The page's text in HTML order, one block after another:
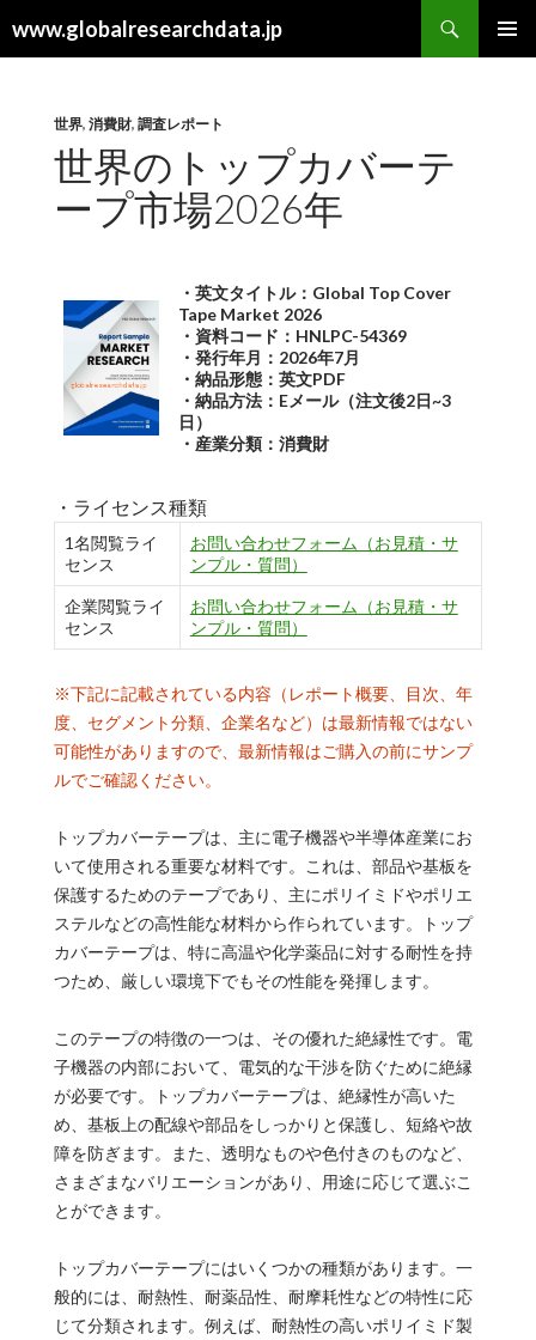
www.globalresearchdata.jp
索
世界, 消費財, 調査レポート
世界のトップカバーテ
ープ市場2026年
・英文タイトル：Global Top Cover
Tape Market 2026
・資料コード：HNLPC-54369
・発行年月：2026年7月
・納品形態：英文PDF
・納品方法：Eメール（注文後2日~3
日）
・産業分類：消費財
・ライセンス種類
1名閲覧ライ
センス
お問い合わせフォーム（お見積・サ
ンプル・質問）
企業閲覧ライ
センス
お問い合わせフォーム（お見積・サ
ンプル・質問）
※下記に記載されている内容（レポート概要、目次、年
度、セグメント分類、企業名など）は最新情報ではない
可能性がありますので、最新情報はご購入の前にサンプ
ルでご確認ください。
トップカバーテープは、主に電子機器や半導体産業にお
いて使用される重要な材料です。これは、部品や基板を
保護するためのテープであり、主にポリイミドやポリエ
ステルなどの高性能な材料から作られています。トップ
カバーテープは、特に高温や化学薬品に対する耐性を持
つため、厳しい環境下でもその性能を発揮します。
このテープの特徴の一つは、その優れた絶縁性です。電
子機器の内部において、電気的な干渉を防ぐために絶縁
が必要です。トップカバーテープは、絶縁性が高いた
め、基板上の配線や部品をしっかりと保護し、短絡や故
障を防ぎます。また、透明なものや色付きのものなど、
さまざまなバリエーションがあり、用途に応じて選ぶこ
とができます。
トップカバーテープにはいくつかの種類があります。一
般的には、耐熱性、耐薬品性、耐摩耗性などの特性に応
じて分類されます。例えば、耐熱性の高いポリイミド製